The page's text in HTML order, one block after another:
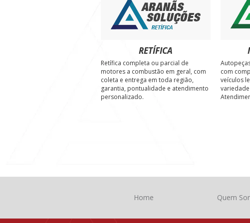
RETÍFICA
Retífica completa ou parcial de
motores a combustão em geral, com
coleta e entrega em toda região,
garantia, pontualidade e atendimento
personalizado.
com
veículos
Home Quem